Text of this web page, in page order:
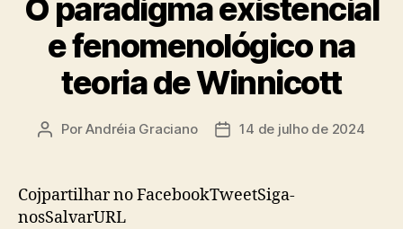
O paradigma existencial
e fenomenológico na
teoria de Winnicott
Autor
PorAndréia Graciano
Data14 de julho de 2024
Cojpartilhar no FacebookTweetSiga-
nosSalvarURL